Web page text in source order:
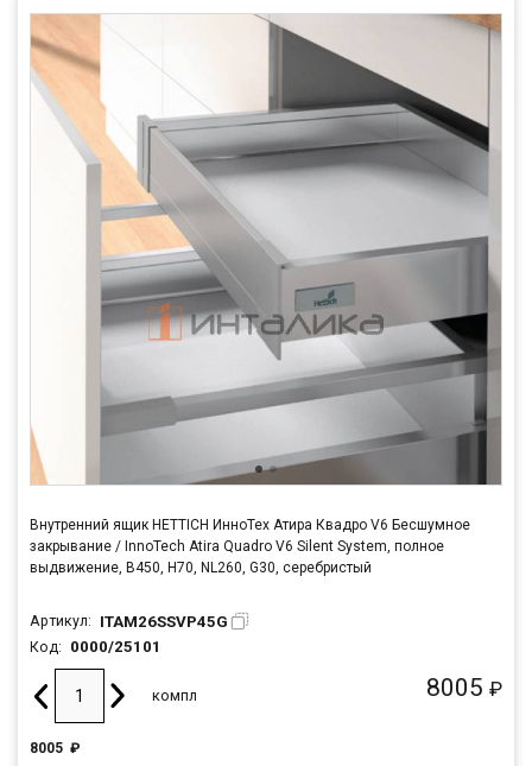
Внутренний ящик HETTICH ИнноТех Атира Квадро V6 Бесшумное
закрывание / InnoTech Atira Quadro V6 Silent System, полное
выдвижение, B450, H70, NL260, G30, серебристый
Артикул: ITAM26SSVP45G
Код: 0000/25101
8005 ₽
компл
8005 ₽